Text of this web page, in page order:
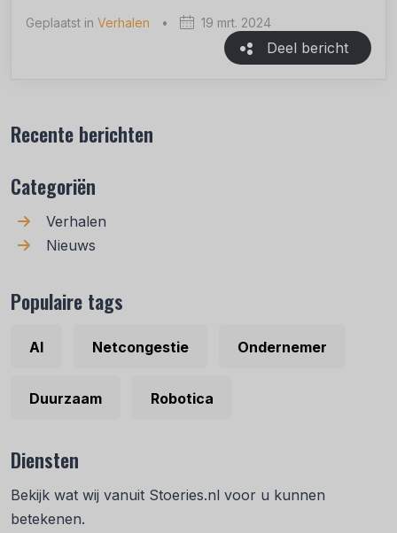
Geplaatst in Verhalen • 19 mrt. 2024
Deel bericht
Recente berichten
Categoriën
Verhalen
Nieuws
Populaire tags
AI Netcongestie Ondernemer
Duurzaam Robotica
Diensten
Bekijk wat wij vanuit Stoeries.nl voor u kunnen
betekenen.